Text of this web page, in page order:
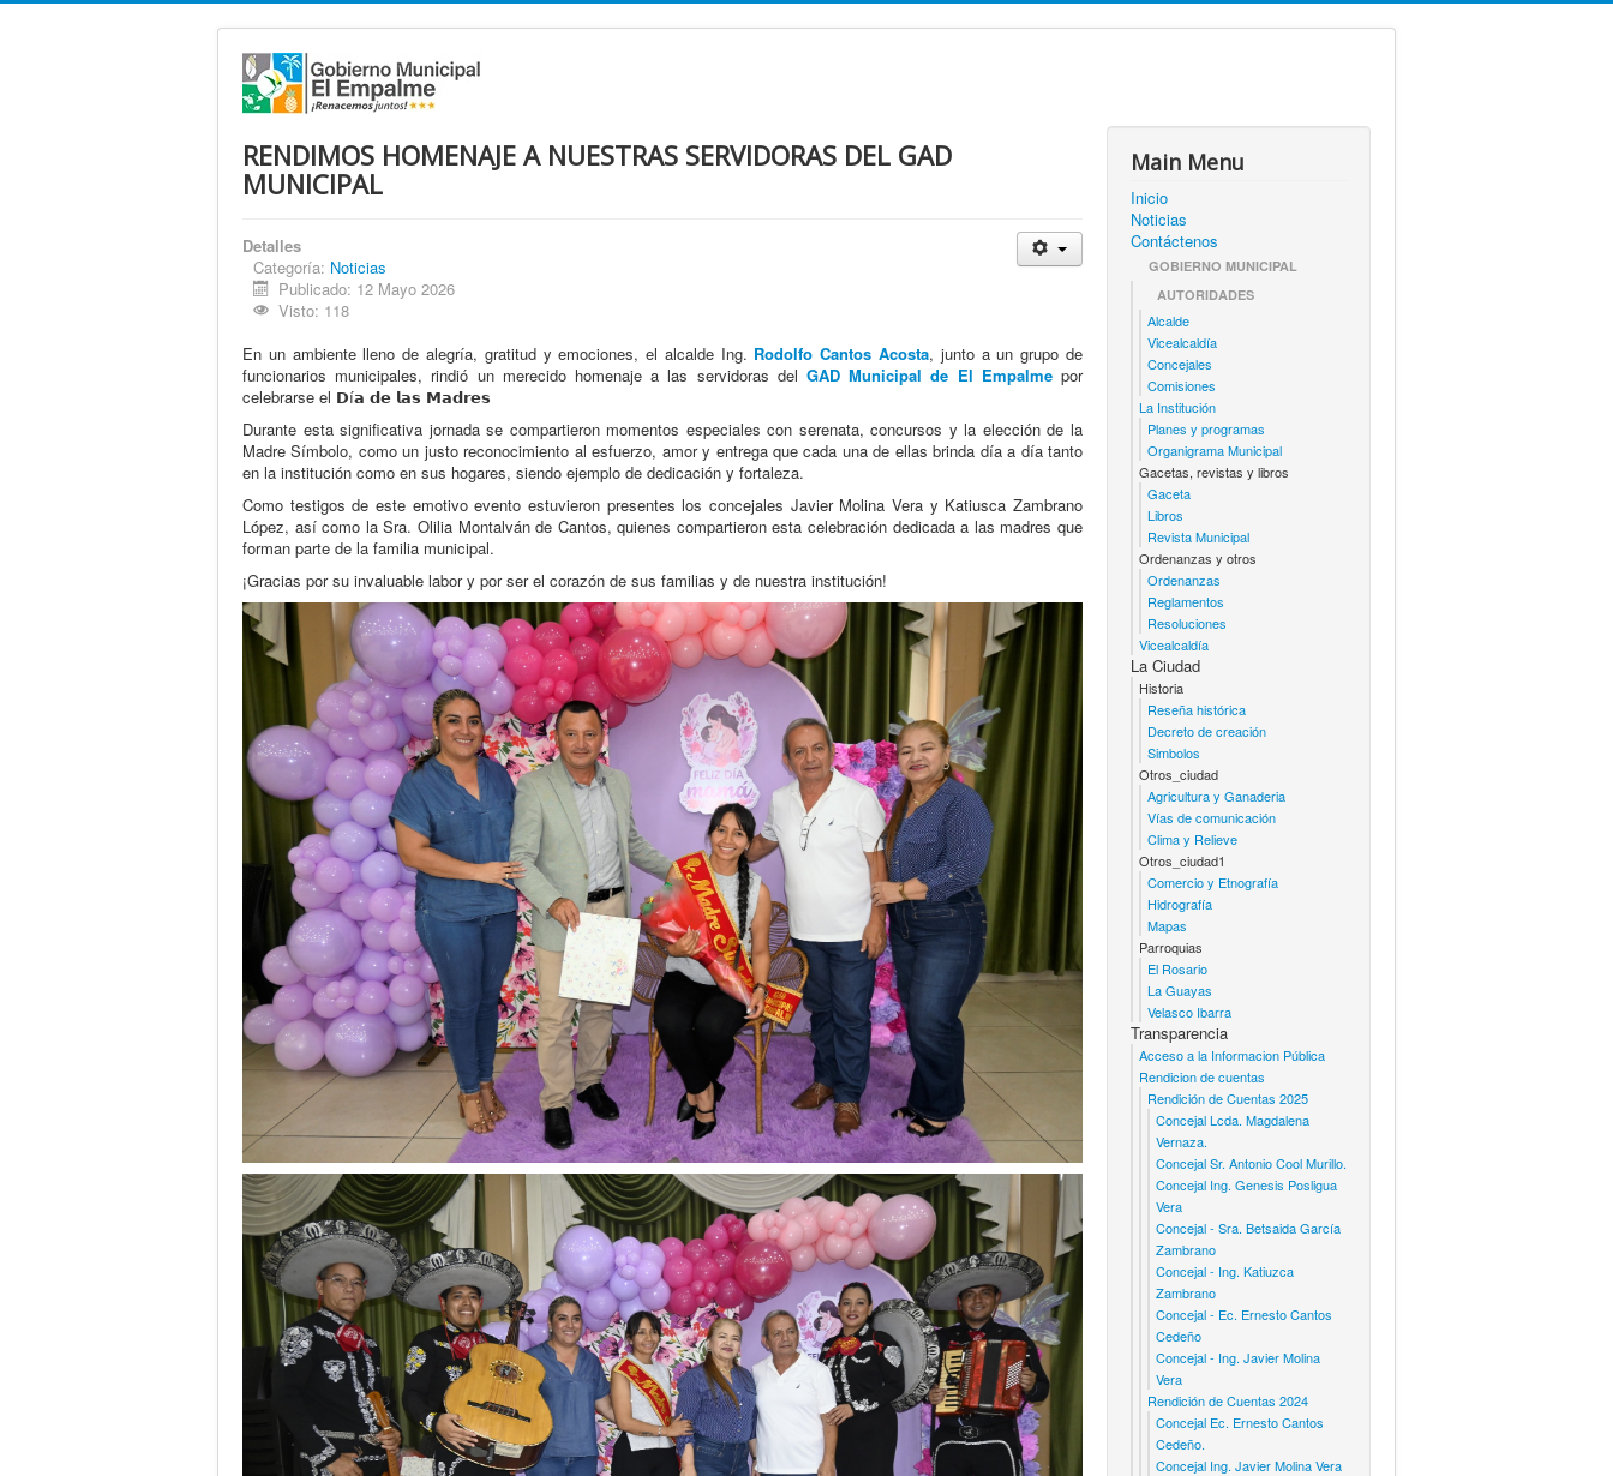
RENDIMOS HOMENAJE A NUESTRAS SERVIDORAS DEL GAD
MUNICIPAL
Detalles
Categoría: Noticias
Publicado: 12 Mayo 2026
Visto: 118
En un ambiente lleno de alegría, gratitud y emociones, el alcalde Ing. Rodolfo Cantos Acosta, junto a un grupo de
funcionarios municipales, rindió un merecido homenaje a las servidoras del GAD Municipal de El Empalmepor
celebrarse el 𝗗í𝗮 𝗱𝗲 𝗹𝗮𝘀 𝗠𝗮𝗱𝗿𝗲𝘀
Durante esta significativa jornada se compartieron momentos especiales con serenata, concursos y la elección de la
Madre Símbolo, como un justo reconocimiento al esfuerzo, amor y entrega que cada una de ellas brinda día a día tanto
en la institución como en sus hogares, siendo ejemplo de dedicación y fortaleza.
Como testigos de este emotivo evento estuvieron presentes los concejales Javier Molina Vera y Katiusca Zambrano
López, así como la Sra. Olilia Montalván de Cantos, quienes compartieron esta celebración dedicada a las madres que
forman parte de la familia municipal.
¡Gracias por su invaluable labor y por ser el corazón de sus familias y de nuestra institución!
Main Menu
Inicio
Noticias
Contáctenos
GOBIERNO MUNICIPAL
AUTORIDADES
Alcalde
Vicealcaldía
Concejales
Comisiones
La Institución
Planes y programas
Organigrama Municipal
Gacetas, revistas y libros
Gaceta
Libros
Revista Municipal
Ordenanzas y otros
Ordenanzas
Reglamentos
Resoluciones
Vicealcaldía
La Ciudad
Historia
Reseña histórica
Decreto de creación
Simbolos
Otros_ciudad
Agricultura y Ganaderia
Vías de comunicación
Clima y Relieve
Otros_ciudad1
Comercio y Etnografía
Hidrografía
Mapas
Parroquias
El Rosario
La Guayas
Velasco Ibarra
Transparencia
Acceso a la Informacion Pública
Rendicion de cuentas
Rendición de Cuentas 2025
Concejal Lcda. Magdalena
Vernaza.
Concejal Sr. Antonio Cool Murillo.
Concejal Ing. Genesis Posligua
Vera
Concejal - Sra. Betsaida García
Zambrano
Concejal - Ing. Katiuzca
Zambrano
Concejal - Ec. Ernesto Cantos
Cedeño
Concejal - Ing. Javier Molina
Vera
Rendición de Cuentas 2024
Concejal Ec. Ernesto Cantos
Cedeño.
Concejal Ing. Javier Molina Vera